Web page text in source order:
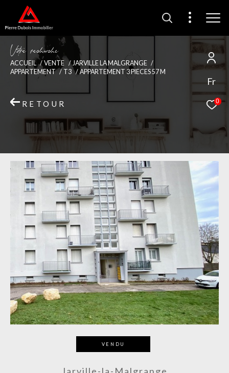
Fr
0
Vore recece
ACCUEIL VENTE
JARVILLE LA MALGRANGE
APPARTEMENT
T3 APPARTEMENT 3 PIECES 57 M
RETOUR
VENDU
Jarville-la-Malgrange